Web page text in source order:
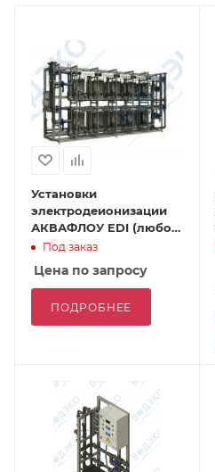
Установки
электродеионизации
АКВАФЛОУ EDI (любой
производительности)
Под заказ
Цена по запросу
ПОДРОБНЕЕ